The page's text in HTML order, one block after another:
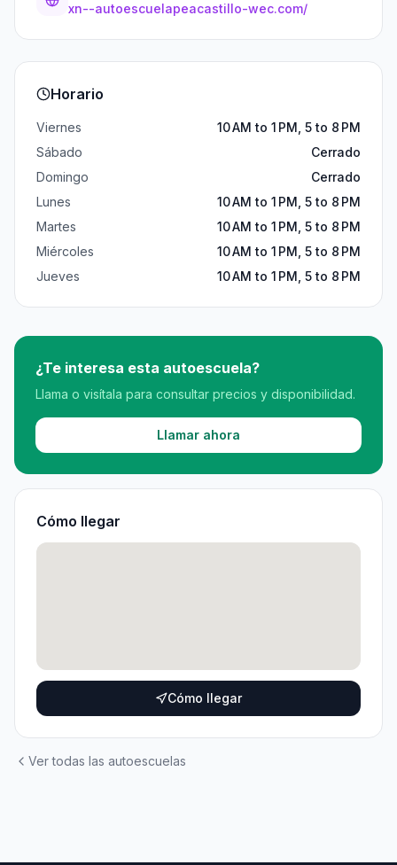
xn--autoescuelapeacastillo-wec.com/
Horario
Viernes
10 AM to 1 PM, 5 to 8 PM
Sábado
Cerrado
Domingo
Cerrado
Lunes
10 AM to 1 PM, 5 to 8 PM
Martes
10 AM to 1 PM, 5 to 8 PM
Miércoles
10 AM to 1 PM, 5 to 8 PM
Jueves
10 AM to 1 PM, 5 to 8 PM
¿Te interesa esta autoescuela?
Llama o visítala para consultar precios y disponibilidad.
Llamar ahora
Cómo llegar
Cómo llegar
Ver todas las autoescuelas